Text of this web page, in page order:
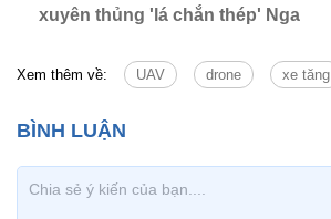
xuyên thủng 'lá chắn thép' Nga
Xem thêm về: UAV drone xe tăng